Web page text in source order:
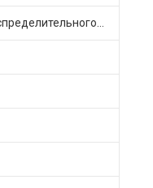
Распределительный вал, шестерни распределительного (8)